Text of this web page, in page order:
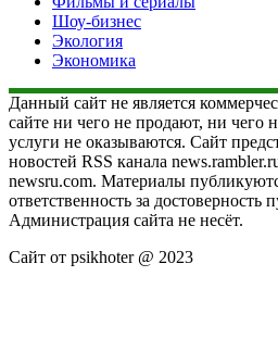
Шоу-бизнес
Экология
Экономика
Данный сайт не является
сайте ни чего не продают, ни чего
услуги не оказываются. Сайт
новостей RSS канала
newsru.com. Материалы
ответственность за достоверность
Администрация сайта не несёт.
Сайт от psikhoter @ 2023